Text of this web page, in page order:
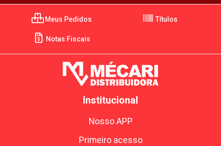
Meus Pedidos Títulos
Notas Fiscais
Institucional
Nosso APP
Primeiro acesso